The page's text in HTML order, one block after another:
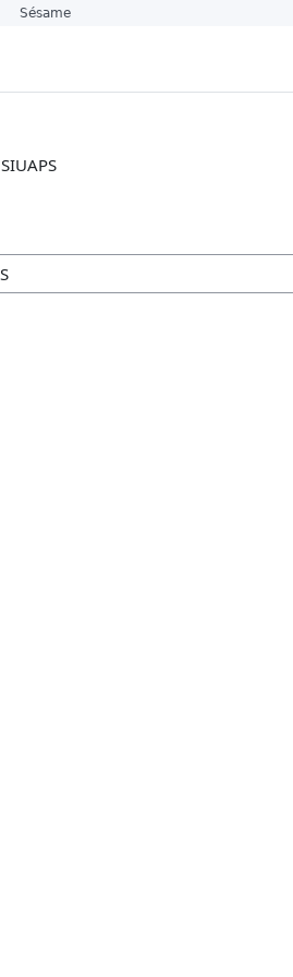
SIUAPS
Sésame